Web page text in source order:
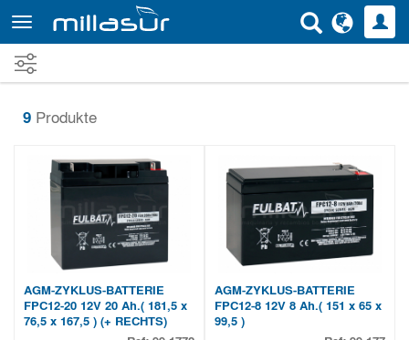
zum
Inhalt
9 Produkte
AGM-ZYKLUS-BATTERIE
FPC12-20 12V 20 Ah.( 181,5 x
76,5 x 167,5 ) (+ RECHTS)
AGM-ZYKLUS-BATTERIE
FPC12-8 12V 8 Ah.( 151 x 65 x
99,5 )